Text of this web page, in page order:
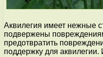
Аквилегия имеет нежные
подвержены
предотвратить
поддержку для аквилегии.